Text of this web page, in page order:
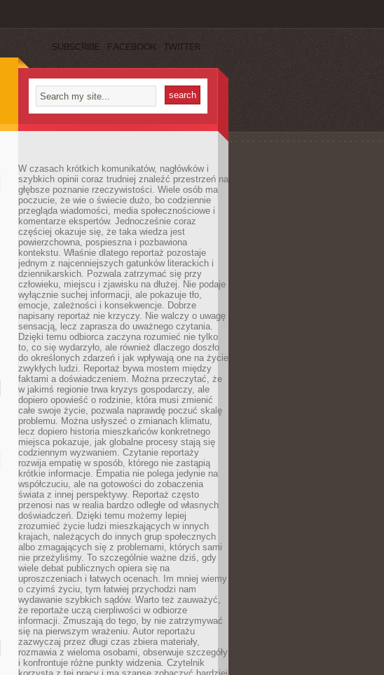
SUBSCRIBE FACEBOOK TWITTER
W czasach krótkich komunikatów, nagłówków i
szybkich opinii coraz trudniej znaleźć przestrzeń na
głębsze poznanie rzeczywistości. Wiele osób ma
poczucie, że wie o świecie dużo, bo codziennie
przegląda wiadomości, media społecznościowe i
komentarze ekspertów. Jednocześnie coraz
częściej okazuje się, że taka wiedza jest
powierzchowna, pospieszna i pozbawiona
kontekstu. Właśnie dlatego reportaż pozostaje
jednym z najcenniejszych gatunków literackich i
dziennikarskich. Pozwala zatrzymać się przy
człowieku, miejscu i zjawisku na dłużej. Nie podaje
wyłącznie suchej informacji, ale pokazuje tło,
emocje, zależności i konsekwencje. Dobrze
napisany reportaż nie krzyczy. Nie walczy o uwagę
sensacją, lecz zaprasza do uważnego czytania.
Dzięki temu odbiorca zaczyna rozumieć nie tylko
to, co się wydarzyło, ale również dlaczego doszło
do określonych zdarzeń i jak wpływają one na życie
zwykłych ludzi. Reportaż bywa mostem między
faktami a doświadczeniem. Można przeczytać, że
w jakimś regionie trwa kryzys gospodarczy, ale
dopiero opowieść o rodzinie, która musi zmienić
całe swoje życie, pozwala naprawdę poczuć skalę
problemu. Można usłyszeć o zmianach klimatu,
lecz dopiero historia mieszkańców konkretnego
miejsca pokazuje, jak globalne procesy stają się
codziennym wyzwaniem. Czytanie reportaży
rozwija empatię w sposób, którego nie zastąpią
krótkie informacje. Empatia nie polega jedynie na
współczuciu, ale na gotowości do zobaczenia
świata z innej perspektywy. Reportaż często
przenosi nas w realia bardzo odległe od własnych
doświadczeń. Dzięki temu możemy lepiej
zrozumieć życie ludzi mieszkających w innych
krajach, należących do innych grup społecznych
albo zmagających się z problemami, których sami
nie przeżyliśmy. To szczególnie ważne dziś, gdy
wiele debat publicznych opiera się na
uproszczeniach i łatwych ocenach. Im mniej wiemy
o czyimś życiu, tym łatwiej przychodzi nam
wydawanie szybkich sądów. Warto też zauważyć,
że reportaże uczą cierpliwości w odbiorze
informacji. Zmuszają do tego, by nie zatrzymywać
się na pierwszym wrażeniu. Autor reportażu
zazwyczaj przez długi czas zbiera materiały,
rozmawia z wieloma osobami, obserwuje szczegóły
i konfrontuje różne punkty widzenia. Czytelnik